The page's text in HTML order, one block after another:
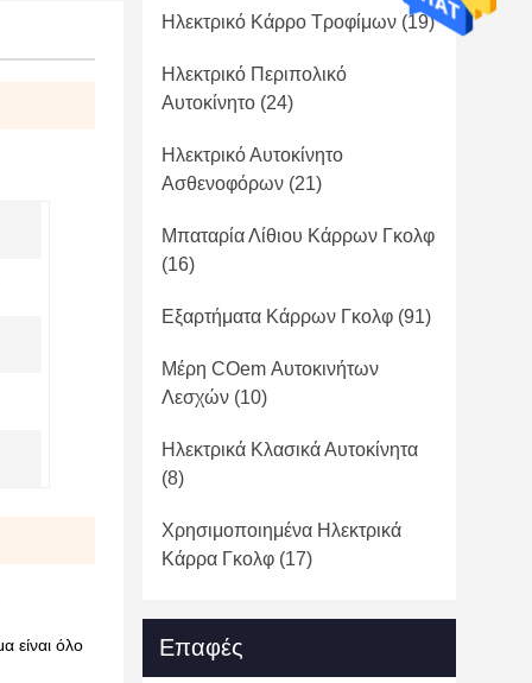
είναι όλο
Ηλεκτρικό Κάρρο Τροφίμων (19)
Ηλεκτρικό Περιπολικό
Αυτοκίνητο (24)
Ηλεκτρικό Αυτοκίνητο
Ασθενοφόρων (21)
Μπαταρία Λίθιου Κάρρων Γκολφ
(16)
Εξαρτήματα Κάρρων Γκολφ (91)
Μέρη COem Αυτοκινήτων
Λεσχών (10)
Ηλεκτρικά Κλασικά Αυτοκίνητα
(8)
Χρησιμοποιημένα Ηλεκτρικά
Κάρρα Γκολφ (17)
Επαφές